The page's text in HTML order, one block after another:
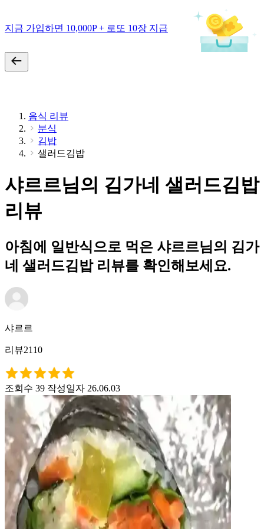
지금 가입하면 10,000P + 로또 10장 지급
음식 리뷰
분식
김밥
샐러드김밥
샤르르님의 김가네 샐러드김밥
리뷰
아침에 일반식으로 먹은 샤르르님의 김가
네 샐러드김밥 리뷰를 확인해보세요.
샤르르
리뷰2110
조회수 39 작성일자 26.06.03